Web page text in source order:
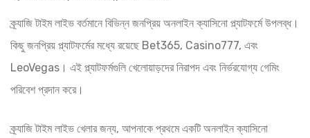
ক্র্যাজি টাইম লাইভ বর্তমানে বিভিন্ন জনপ্রিয় অনলাইন ক্যাসিনো প্ল্যাটফর্মে উপলব্ধ।
কিছু জনপ্রিয় প্ল্যাটফর্মের মধ্যে রয়েছে Bet365, Casino777, এবং
LeoVegas। এই প্ল্যাটফর্মগুলি খেলোয়াড়দের নিরাপদ এবং নির্ভরযোগ্য গেমিং
পরিবেশ প্রদান করে।
ক্র্যাজি টাইম লাইভ খেলার জন্য, আপনাকে প্রথমে একটি অনলাইন ক্যাসিনো